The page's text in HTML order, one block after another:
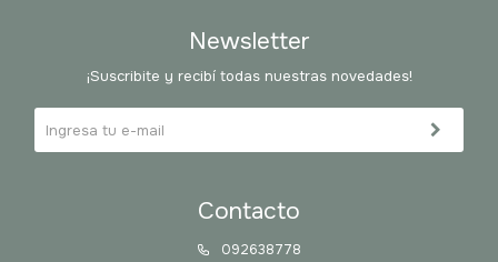
Contacto
092638778
Newsletter
¡Suscribite y recibí todas nuestras novedades!